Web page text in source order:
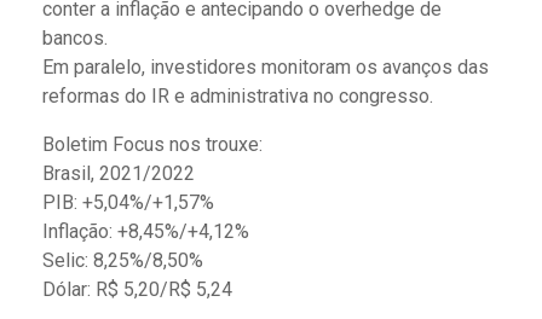
conter a inflação e antecipando o overhedge de
bancos.
Em paralelo, investidores monitoram os avanços das
reformas do IR e administrativa no congresso.
Boletim Focus nos trouxe:
Brasil, 2021/2022
PIB: +5,04%/+1,57%
Inflação: +8,45%/+4,12%
Selic: 8,25%/8,50%
Dólar: R$ 5,20/R$ 5,24